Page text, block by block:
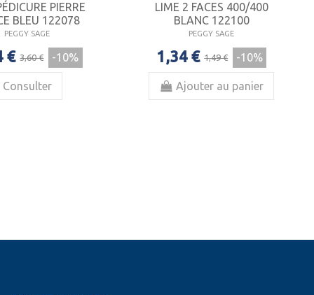
PIERRE
BLEU 122078
PEGGY SAGE
€ 3,60 € -10%
Consulter
LIME 2 FACES 400/400
BLANC 122100
PEGGY SAGE
1,34 € 1,49 € -10%
Ajouter au panier